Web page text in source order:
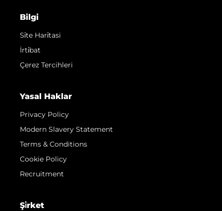
Bilgi
Si̇te Hari̇tasi
İrti̇bat
Çerez Tercihleri
Yasal Haklar
Privacy Policy
Modern Slavery Statement
Terms & Conditions
Cookie Policy
Recruitment
Şi̇rket